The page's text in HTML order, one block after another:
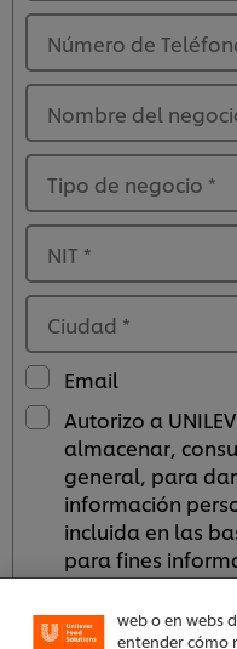
Número de
Nombre del
Tipo de negocio *
NIT *
Ciudad *
Email
Autorizo a
almacenar,
general, para
información
incluida en las
para fines
publicidad,
marcas (ver
Utilizamos
similares) para
Las cookies te
compra online),
sociales (en
web o en webs
entender cómo